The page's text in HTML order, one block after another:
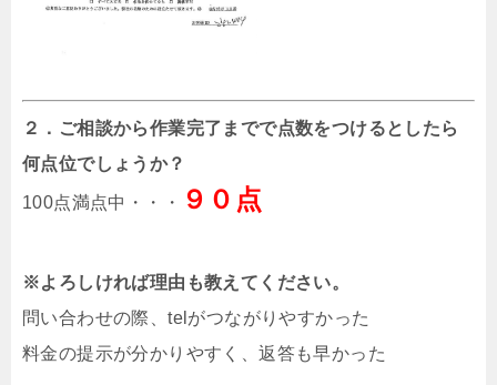
２．ご相談から作業完了までで点数をつけるとしたら
何点位でしょうか？
100点満点中・・・ ９０点
※よろしければ理由も教えてください。
問い合わせの際、telがつながりやすかった
料金の提示が分かりやすく、返答も早かった